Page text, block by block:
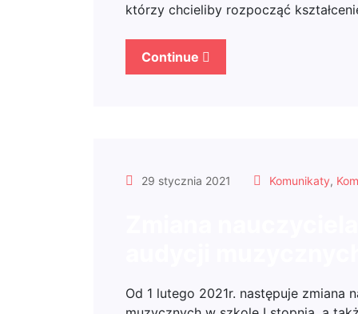
którzy chcieliby rozpocząć
Continue
29 stycznia 2021 Komunikaty,
Od 1 lutego 2021r. następuje zmiana